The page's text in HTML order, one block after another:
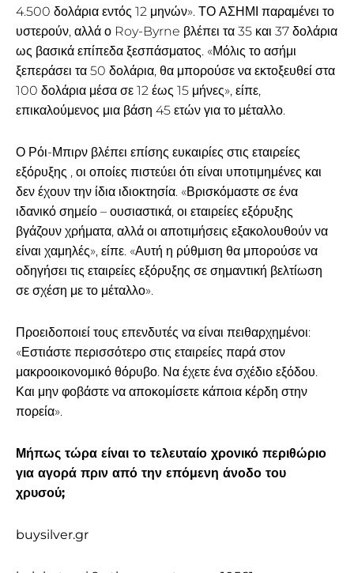
4.500 δολάρια εντός 12 μηνών». ΤΟ ΑΣΗΜΙ παραμένει το
υστερούν, αλλά ο Roy-Byrne βλέπει τα 35 και 37 δολάρια
ως βασικά επίπεδα ξεσπάσματος. «Μόλις το ασήμι
ξεπεράσει τα 50 δολάρια, θα μπορούσε να εκτοξευθεί στα
100 δολάρια μέσα σε 12 έως 15 μήνες», είπε,
επικαλούμενος μια βάση 45 ετών για το μέταλλο.
Ο Ρόι-Μπιρν βλέπει επίσης ευκαιρίες στις εταιρείες
εξόρυξης , οι οποίες πιστεύει ότι είναι υποτιμημένες και
δεν έχουν την ίδια ιδιοκτησία. «Βρισκόμαστε σε ένα
ιδανικό σημείο – ουσιαστικά, οι εταιρείες εξόρυξης
βγάζουν χρήματα, αλλά οι αποτιμήσεις εξακολουθούν να
είναι χαμηλές», είπε. «Αυτή η ρύθμιση θα μπορούσε να
οδηγήσει τις εταιρείες εξόρυξης σε σημαντική βελτίωση
σε σχέση με το μέταλλο».
Προειδοποιεί τους επενδυτές να είναι πειθαρχημένοι:
«Εστιάστε περισσότερο στις εταιρείες παρά στον
μακροοικονομικό θόρυβο. Να έχετε ένα σχέδιο εξόδου.
Και μην φοβάστε να αποκομίσετε κάποια κέρδη στην
πορεία».
Μήπως τώρα είναι το τελευταίο χρονικό περιθώριο
για αγορά πριν από την επόμενη άνοδο του
χρυσού;
buysilver.gr